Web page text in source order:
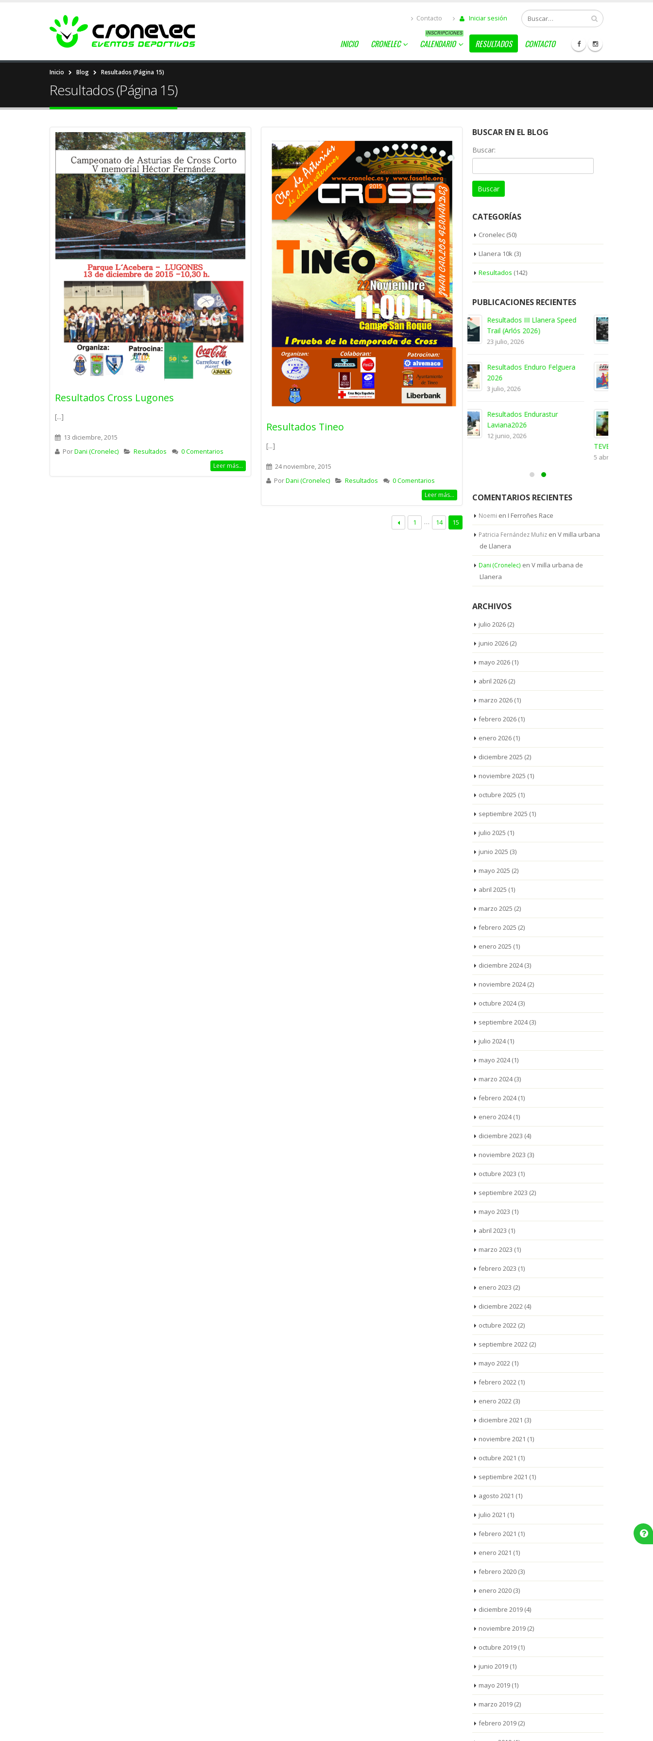
Contacto Iniciar sesión
INICIO CRONELEC CALENDARIO
INSCRIPCIONES
RESULTADOS CONTACTO
Inicio Blog Resultados (Página 15)
Resultados (Página 15)
Resultados Cross Lugones
[...]
13 diciembre, 2015
PorDani (Cronelec) Resultados
0 Comentarios
Leer más...
Resultados Tineo
[...]
24 noviembre, 2015
PorDani (Cronelec) Resultados
0 Comentarios
Leer más...
1 … 14 15
BUSCAR EN EL BLOG
Buscar:
CATEGORÍAS
Cronelec (50)
Llanera 10k (3)
Resultados (142)
PUBLICACIONES RECIENTES
Resultados III Llanera Speed
Trail (Arlós 2026)
23 julio, 2026
Resultados Enduro Felguera
2026
3 julio, 2026
RESULTADOS – II Mieres
Hybrid Race
6 junio, 2026
RESULTADOS – V milla urbana
14 mayo, 2026
RESULTADOS XXIII MEDIA
MARATÓN SENDA DEL OSO –
II CARRERA DESTINO
COMENTARIOS RECIENTES
Noemi en I Ferroñes Race
Patricia Fernández Muñiz en V milla urbana
de Llanera
Dani (Cronelec) en V milla urbana de
Llanera
ARCHIVOS
julio 2026 (2)
junio 2026 (2)
mayo 2026 (1)
abril 2026 (2)
marzo 2026 (1)
febrero 2026 (1)
enero 2026 (1)
diciembre 2025 (2)
noviembre 2025 (1)
octubre 2025 (1)
septiembre 2025 (1)
julio 2025 (1)
junio 2025 (3)
mayo 2025 (2)
abril 2025 (1)
marzo 2025 (2)
febrero 2025 (2)
enero 2025 (1)
diciembre 2024(3)
noviembre 2024(2)
octubre 2024(3)
septiembre 2024(3)
julio 2024(1)
mayo 2024(1)
marzo 2024(3)
febrero 2024(1)
enero 2024(1)
diciembre 2023 (4)
noviembre 2023 (3)
octubre 2023 (1)
septiembre 2023 (2)
mayo 2023 (1)
abril 2023 (1)
marzo 2023 (1)
febrero 2023 (1)
enero 2023 (2)
diciembre 2022 (4)
octubre 2022 (2)
septiembre 2022 (2)
mayo 2022 (1)
febrero 2022 (1)
enero 2022 (3)
diciembre 2021 (3)
noviembre 2021 (1)
octubre 2021 (1)
septiembre 2021 (1)
agosto 2021 (1)
julio 2021 (1)
febrero 2021 (1)
enero 2021 (1)
febrero 2020 (3)
enero 2020 (3)
diciembre 2019 (4)
noviembre 2019 (2)
octubre 2019 (1)
junio 2019 (1)
mayo 2019 (1)
marzo 2019 (2)
febrero 2019 (2)